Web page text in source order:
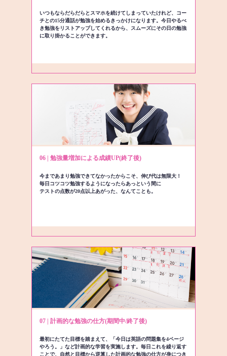
いつもならだらだらとスマホを続けてしまっていたけれど、コー
チとの15分通話が勉強を始めるきっかけになります。今日やるべ
き勉強をリストアップしてくれるから、スムーズにその日の勉強
に取り掛かることができます。
06 | 勉強量増加による成績UP(終了後)
今まであまり勉強できてなかったからこそ、伸び代は無限大！
毎日コツコツ勉強するようになったらあっという間に
テストの点数が20点以上あがった、なんてことも。
07 | 計画的な勉強の仕方(期間中/終了後)
最初にたてた目標を踏まえて、「今日は英語の問題集を4ページ
やろう。」など計画的な学習を実施します。毎日これを繰り返す
ことで、自然と目標から逆算した計画的な勉強の仕方が身につき